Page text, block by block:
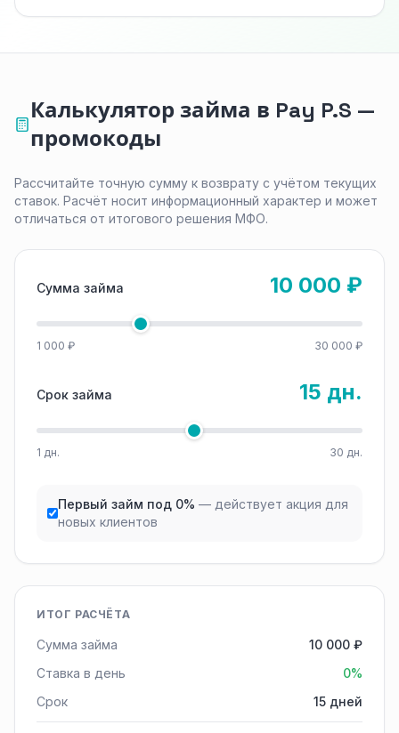
Калькулятор займа в Pay P.S —
промокоды
Рассчитайте точную сумму к возврату с учётом текущих
ставок. Расчёт носит информационный характер и может
отличаться от итогового решения МФО.
Сумма займа 10 000 ₽
1 000 ₽ 30 000 ₽
Срок займа 15 дн.
1 дн. 30 дн.
Первый займ под 0% — действует акция для
новых клиентов
ИТОГ РАСЧЁТА
Сумма займа
10 000 ₽
Ставка в день
0%
Срок
15 дней